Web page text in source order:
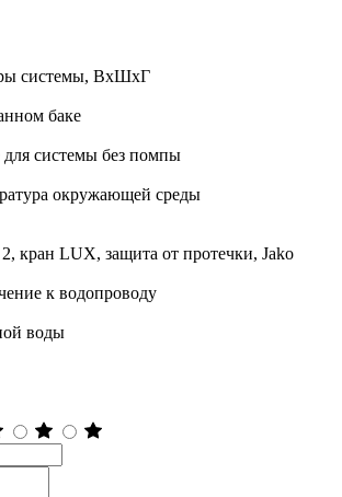
системы, ВхШхГ
баке
для системы без помпы
окружающей среды
кран LUX, защита от протечки, Jako
к водопроводу
воды